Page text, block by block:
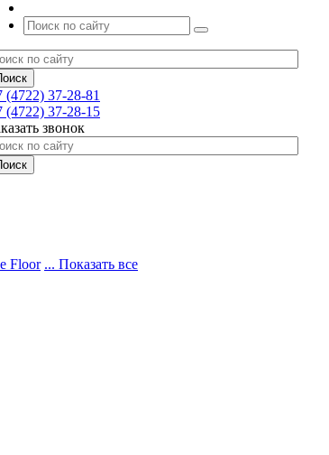
(4722) 37-28-81
(4722) 37-28-15
звонок
Floor ... Показать все